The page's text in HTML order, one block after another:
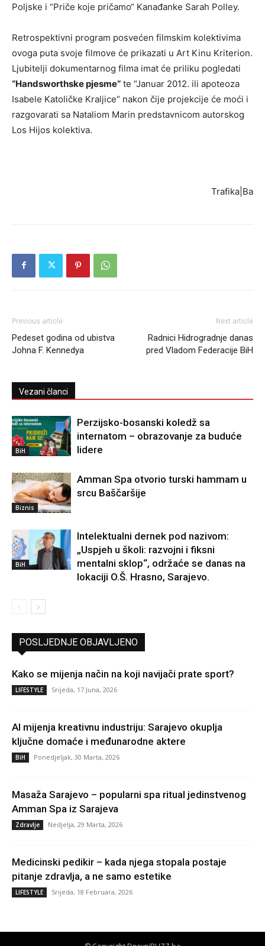
Poljske i “Priče koje pričamo“ Kanađanke Sarah Polley.
Retrospektivni program posvećen filmskim kolektivima
ovoga puta svoje filmove će prikazati u Art Kinu Kriterion.
Ljubitelji dokumentarnog filma imat će priliku pogledati
“Handsworthske pjesme“ te “Januar 2012. ili apoteoza
Isabele Katoličke Kraljice“ nakon čije projekcije će moći i
razgovarati sa Nataliom Marin predstavnicom autorskog
Los Hijos kolektiva.
Trafika|Ba
Previous article
Pedeset godina od ubistva
Johna F. Kennedya
Next article
Radnici Hidrogradnje danas
pred Vladom Federacije BiH
Vezani članci
BiH
Perzijsko-bosanski koledž sa
internatom – obrazovanje za buduće
lidere
Biznis
Amman Spa otvorio turski hammam u
srcu Baščaršije
BiH
Intelektualni dernek pod nazivom:
„Uspjeh u školi: razvojni i fiksni
mentalni sklop“, održaće se danas na
lokaciji O.Š. Hrasno, Sarajevo.
POSLJEDNJE OBJAVLJENO
Kako se mijenja način na koji navijači prate sport?
LIFESTYLE Srijeda, 17 Juna, 2026
AI mijenja kreativnu industriju: Sarajevo okuplja
ključne domaće i međunarodne aktere
BiH Ponedjeljak, 30 Marta, 2026
Masaža Sarajevo – popularni spa ritual jedinstvenog
Amman Spa iz Sarajeva
Zdravlje Nedjelja, 29 Marta, 2026
Medicinski pedikir – kada njega stopala postaje
pitanje zdravlja, a ne samo estetike
LIFESTYLE Srijeda, 18 Februara, 2026